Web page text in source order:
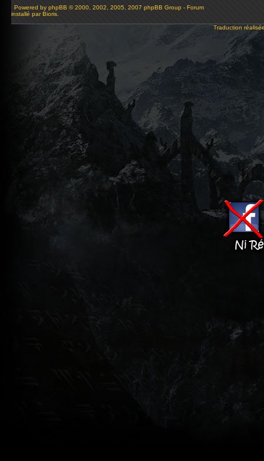
Powered by phpBB © 2000, 2002, 2005, 2007 phpBB Group - Forum
installé par Bioris.
Traduction